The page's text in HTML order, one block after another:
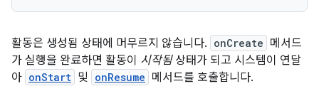
활동은 생성됨 상태에 머무르지 않습니다. onCreate 메서드
가 실행을 완료하면 활동이 시작됨상태가 되고 시스템이 연달
아 onStart 및 onResume 메서드를 호출합니다.